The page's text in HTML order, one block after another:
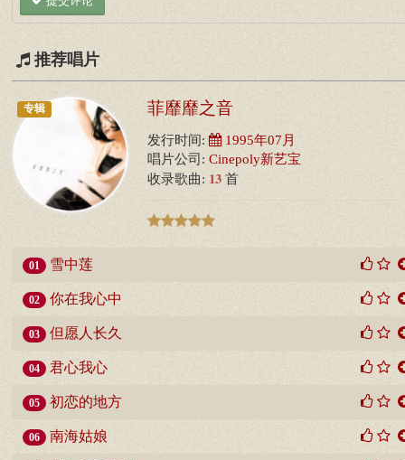
推荐唱片
专辑 菲靡靡之音
发行时间: 1995年07月
唱片公司: Cinepoly新艺宝
收录歌曲: 13 首
01 雪中莲
02 你在我心中
03 但愿人长久
04 君心我心
05 初恋的地方
06 南海姑娘